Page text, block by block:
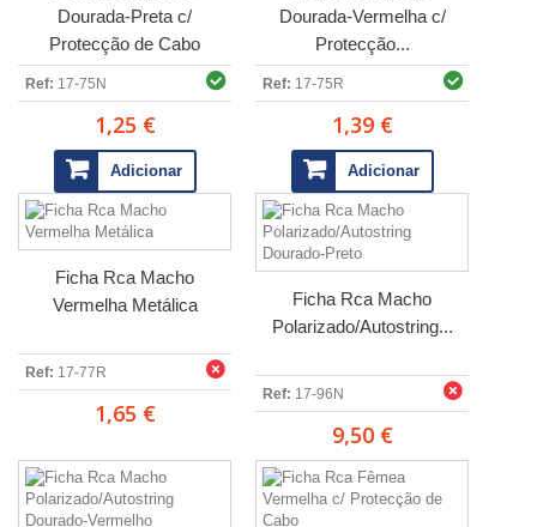
Dourada-Preta c/
Protecção de Cabo
Ref: 17-75N
1,25 €
Adicionar
Dourada-Vermelha c/
Protecção...
Ref: 17-75R
1,39 €
Adicionar
Ficha Rca Macho
Vermelha Metálica
Ref: 17-77R
1,65 €
Ficha Rca Macho
Polarizado/Autostring...
Ref: 17-96N
9,50 €